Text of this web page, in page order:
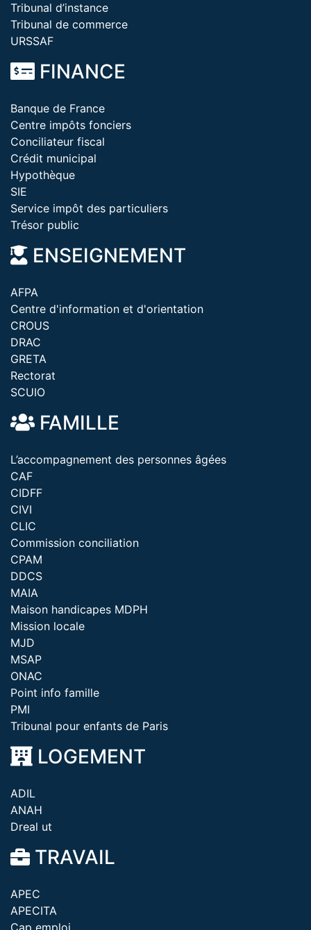
Tribunal d’instance
Tribunal de commerce
URSSAF
FINANCE
Banque de France
Centre impôts fonciers
Conciliateur fiscal
Crédit municipal
Hypothèque
SIE
Service impôt des particuliers
Trésor public
ENSEIGNEMENT
AFPA
Centre d'information et d'orientation
CROUS
DRAC
GRETA
Rectorat
SCUIO
FAMILLE
L’accompagnement des personnes âgées
CAF
CIDFF
CIVI
CLIC
Commission conciliation
CPAM
DDCS
MAIA
Maison handicapes MDPH
Mission locale
MJD
MSAP
ONAC
Point info famille
PMI
Tribunal pour enfants de Paris
LOGEMENT
ADIL
ANAH
Dreal ut
TRAVAIL
APEC
APECITA
Cap emploi